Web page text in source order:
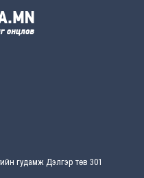
үнэлж, хэрэгжилтээ
гудамж Дэлгэр төв 301